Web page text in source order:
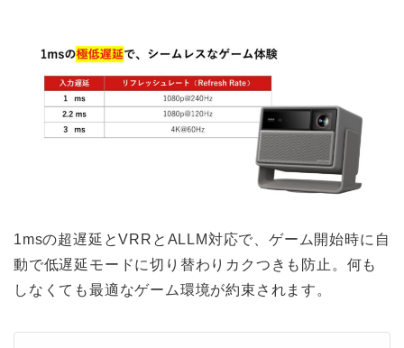
1msの超遅延とVRRとALLM対応で、ゲーム開始時に自
動で低遅延モードに切り替わりカクつきも防止。何も
しなくても最適なゲーム環境が約束されます。